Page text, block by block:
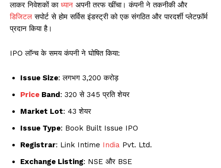
लाकर निवेशकों का ध्यान अपनी तरफ खींचा। कंपनी ने तकनीकी और
डिजिटल सपोर्ट से होम सर्विस इंडस्ट्री को एक संगठित और पारदर्शी प्लेटफ़ॉर्म
प्रदान किया है।
IPO लॉन्च के समय कंपनी ने घोषित किया:
Issue Size: लगभग ₹3,200 करोड़
Price Band : ₹320 से ₹345 प्रति शेयर
Market Lot: 43 शेयर
Issue Type: Book Built Issue IPO
Registrar: Link Intime India Pvt. Ltd.
Exchange Listing: NSE और BSE